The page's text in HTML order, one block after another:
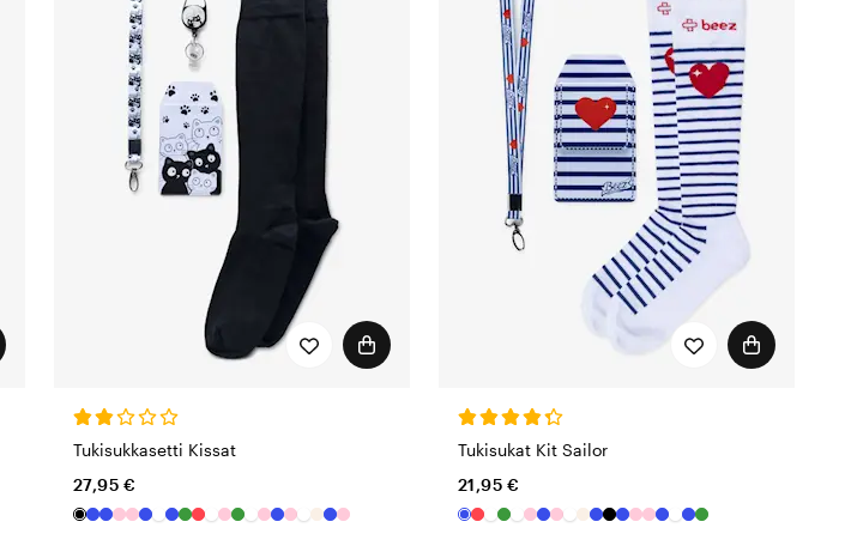
Tukisukkasetti Kissat
27,95 €
Tukisukat Kit Sailor
21,95 €